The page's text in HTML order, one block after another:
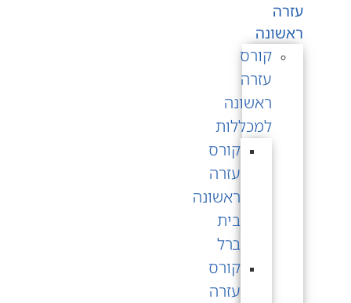
עזרה
ראשונה
קורס
עזרה
ראשונה
למכללות
קורס
עזרה
ראשונה
בית
ברל
קורס
עזרה